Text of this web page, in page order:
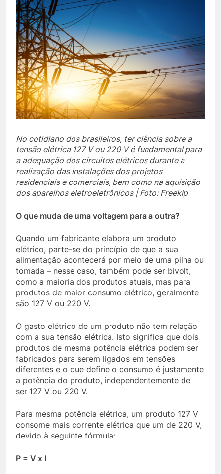
No cotidiano dos brasileiros, ter ciência sobre a
tensão elétrica 127 V ou 220 V é fundamental para
a adequação dos circuitos elétricos durante a
realização das instalações dos projetos
residenciais e comerciais, bem como na aquisição
dos aparelhos eletroeletrônicos | Foto: Freekip
O que muda de uma voltagem para a outra?
Quando um fabricante elabora um produto
elétrico, parte-se do princípio de que a sua
alimentação acontecerá por meio de uma pilha ou
tomada – nesse caso, também pode ser bivolt,
como a maioria dos produtos atuais, mas para
produtos de maior consumo elétrico, geralmente
são 127 V ou 220 V.
O gasto elétrico de um produto não tem relação
com a sua tensão elétrica. Isto significa que dois
produtos de mesma potência elétrica podem ser
fabricados para serem ligados em tensões
diferentes e o que define o consumo é justamente
a potência do produto, independentemente de
ser 127 V ou 220 V.
Para mesma potência elétrica, um produto 127 V
consome mais corrente elétrica que um de 220 V,
devido à seguinte fórmula:
P = V x I